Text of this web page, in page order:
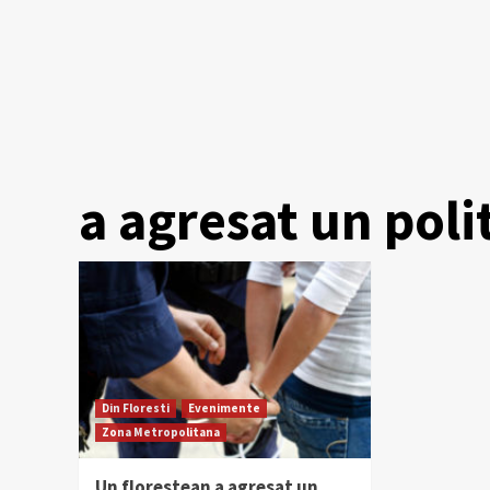
a agresat un
Din Floresti
Evenimente
Zona Metropolitana